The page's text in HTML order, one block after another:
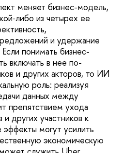
меняет бизнес-модель,
из че­тырех ее
и удер­жание
понимать бизнес-
включать в нее по­
и других акторов, то ИИ
роль: реализуя
данных между
препятствием ухода
других участ­ников к
мо­гут усилить
экономическую